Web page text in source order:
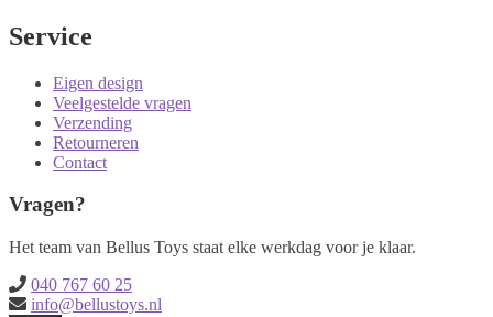
Service
Eigen design
Veelgestelde vragen
Verzending
Retourneren
Contact
Vragen?
Het team van Bellus Toys staat elke werkdag voor je klaar.
040 767 60 25
info@bellustoys.nl